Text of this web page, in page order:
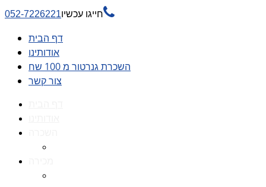
חייגו עכשיו052-7226221 
דף הבית
אודותינו
השכרת גנרטור מ 100 שח
צור קשר